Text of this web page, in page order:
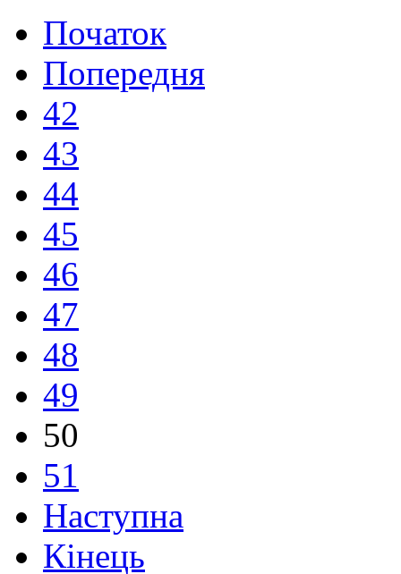
Початок
Попередня
42
43
44
45
46
47
48
49
50
51
Наступна
Кінець